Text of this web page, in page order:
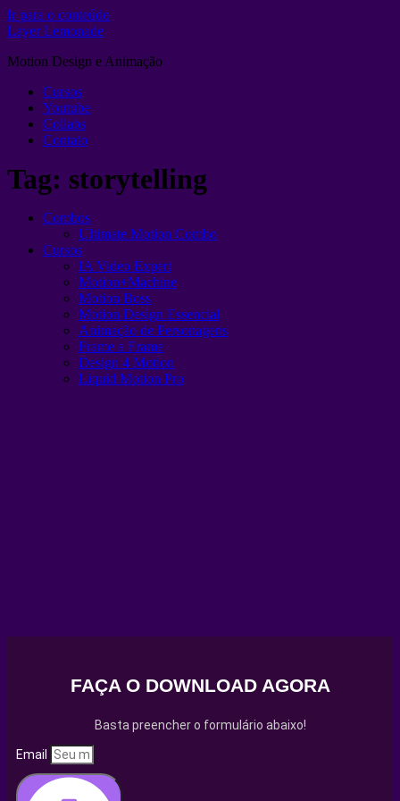
Ir para o conteúdo
Layer Lemonade
Motion Design e Animação
Cursos
Youtube
Collabs
Contato
Tag: storytelling
Combos
Ultimate Motion Combo
Cursos
IA Video Expert
Motion+Machine
Motion Boss
Motion Design Essencial
Animação de Personagens
Frame a Frame
Design 4 Motion
Liquid Motion Pro
FAÇA O DOWNLOAD AGORA
Basta preencher o formulário abaixo!
Email